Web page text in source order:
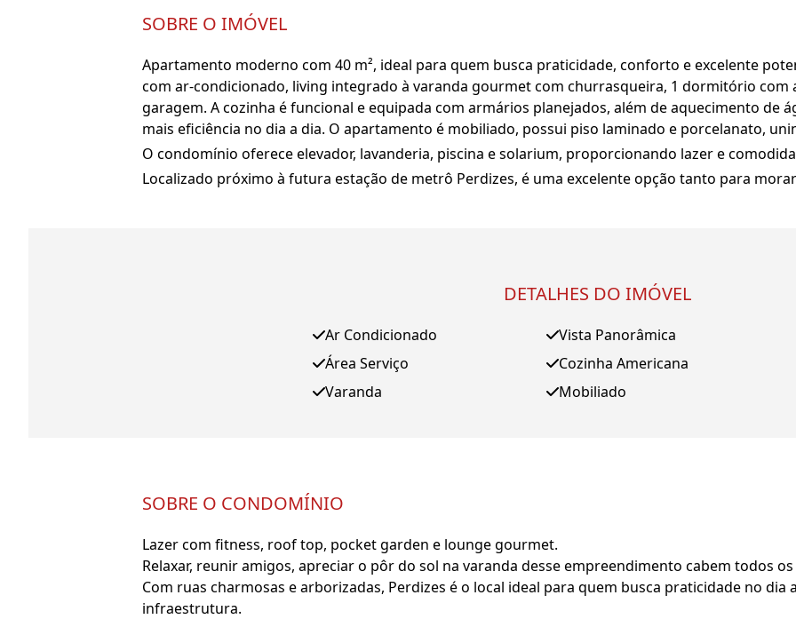
SOBRE O IMÓVEL
Apartamento moderno com 40 m², ideal para quem busca praticidade, conforto e excelente
com ar-condicionado, living integrado à varanda gourmet com churrasqueira, 1 dormitório com
garagem. A cozinha é funcional e equipada com armários planejados, além de aquecimento de
mais eficiência no dia a dia. O apartamento é mobiliado, possui piso laminado e porcelanato,
O condomínio oferece elevador, lavanderia, piscina e solarium, proporcionando lazer e
Localizado próximo à futura estação de metrô Perdizes, é uma excelente opção tanto para
DETALHES DO IMÓVEL
Ar Condicionado
Área Serviço
Varanda
Vista Panorâmica
Cozinha Americana
Mobiliado
SOBRE O CONDOMÍNIO
Lazer com fitness, roof top, pocket garden e lounge gourmet.
Relaxar, reunir amigos, apreciar o pôr do sol na varanda desse empreendimento cabem todos
Com ruas charmosas e arborizadas, Perdizes é o local ideal para quem busca praticidade no dia
infraestrutura.